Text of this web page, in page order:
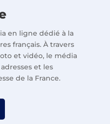
en ligne dédié à la
français. À travers
et vidéo, le média
et les
de la France.